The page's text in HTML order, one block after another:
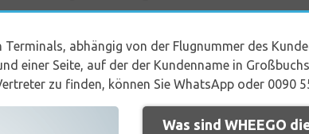
abhängig von der Flugnummer des
einer Seite, auf der der Kundenname in
zu finden, können Sie WhatsApp oder 0090
Was sind WHEEGO